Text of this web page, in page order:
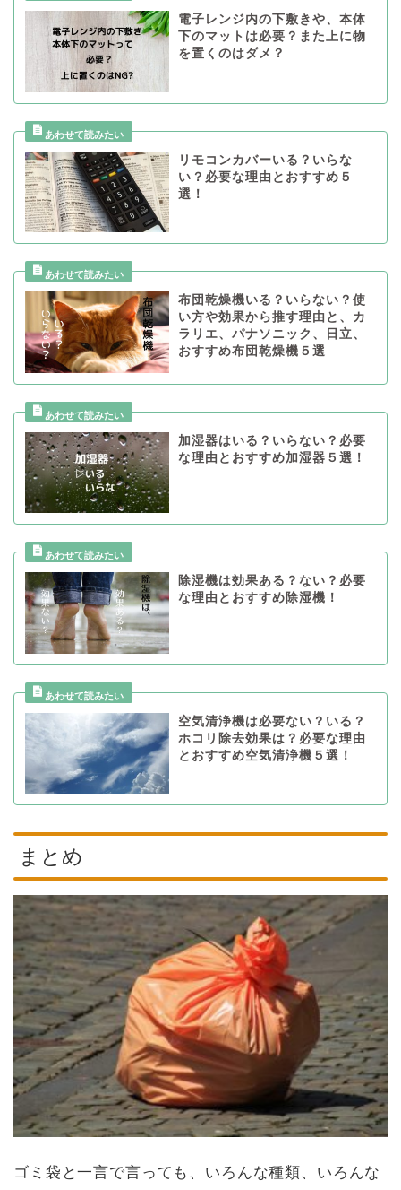
電子レンジ内の下敷きや、本体
下のマットは必要？また上に物
を置くのはダメ？
リモコンカバーいる？いらな
い？必要な理由とおすすめ５
選！
布団乾燥機いる？いらない？使
い方や効果から推す理由と、カ
ラリエ、パナソニック、日立、
おすすめ布団乾燥機５選
加湿器はいる？いらない？必要
な理由とおすすめ加湿器５選！
除湿機は効果ある？ない？必要
な理由とおすすめ除湿機！
空気清浄機は必要ない？いる？
ホコリ除去効果は？必要な理由
とおすすめ空気清浄機５選！
まとめ
ゴミ袋と一言で言っても、いろんな種類、いろんな